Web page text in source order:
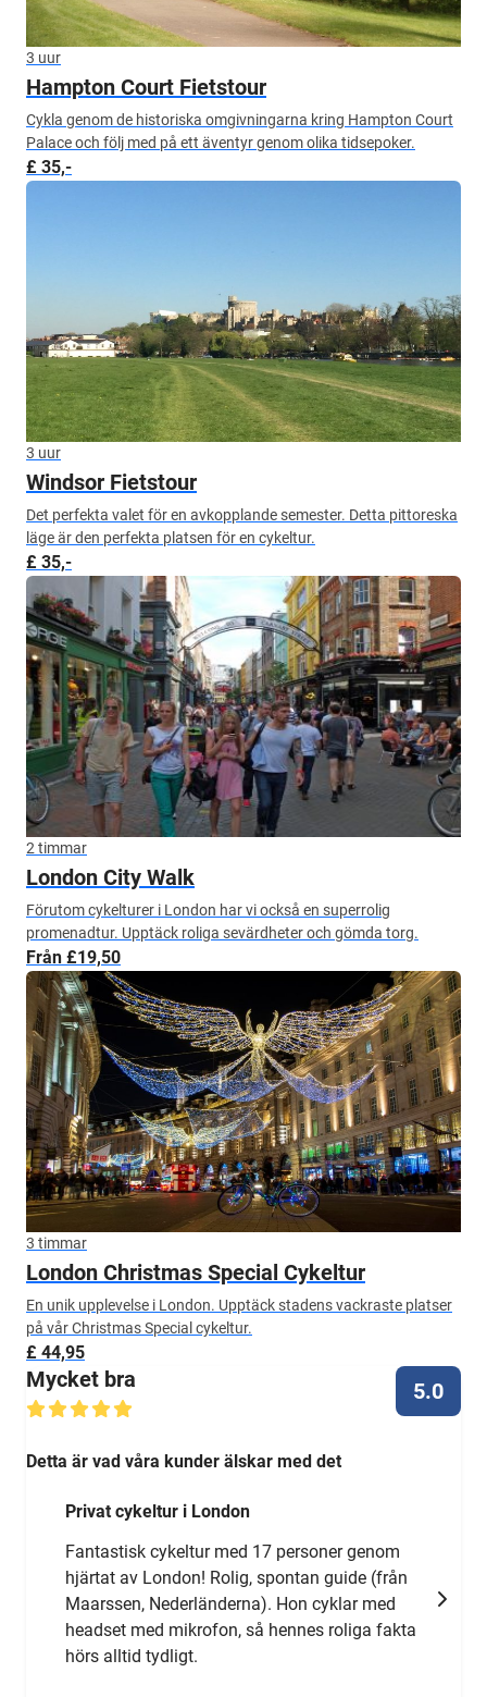
3 uur
Hampton Court Fietstour
Cykla genom de historiska omgivningarna kring Hampton Court
Palace och följ med på ett äventyr genom olika tidsepoker.
£ 35,-
3 uur
Windsor Fietstour
Det perfekta valet för en avkopplande semester. Detta pittoreska
läge är den perfekta platsen för en cykeltur.
£ 35,-
2 timmar
London City Walk
Förutom cykelturer i London har vi också en superrolig
promenadtur. Upptäck roliga sevärdheter och gömda torg.
Från £19,50
3 timmar
London Christmas Special Cykeltur
En unik upplevelse i London. Upptäck stadens vackraste platser
på vår Christmas Special cykeltur.
£ 44,95
Mycket bra 5.0
Detta är vad våra kunder älskar med det
Privat cykeltur i London
Fantastisk cykeltur med 17 personer genom
hjärtat av London! Rolig, spontan guide (från
Maarssen, Nederländerna). Hon cyklar med
headset med mikrofon, så hennes roliga fakta
hörs alltid tydligt.